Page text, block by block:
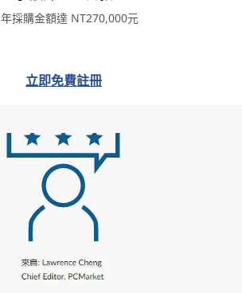
年採購金額達 NT270,000元
立即免費註冊